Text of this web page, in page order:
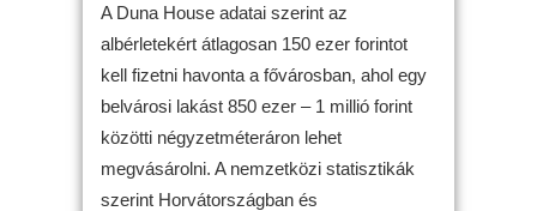
A Duna House adatai szerint az
albérletekért átlagosan 150 ezer forintot
kell fizetni havonta a fővárosban, ahol egy
belvárosi lakást 850 ezer – 1 millió forint
közötti négyzetméteráron lehet
megvásárolni. A nemzetközi statisztikák
szerint Horvátországban és